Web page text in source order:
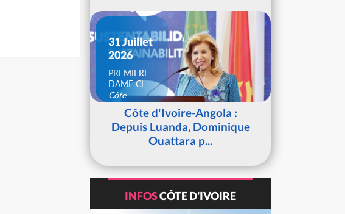
31 Juillet
2026
PREMIERE
DAME CI
Côte
d'IvoireCôte d'Ivoire-Angola :
Depuis Luanda, Dominique
Ouattara p...
INFOSCÔTE D'IVOIRE